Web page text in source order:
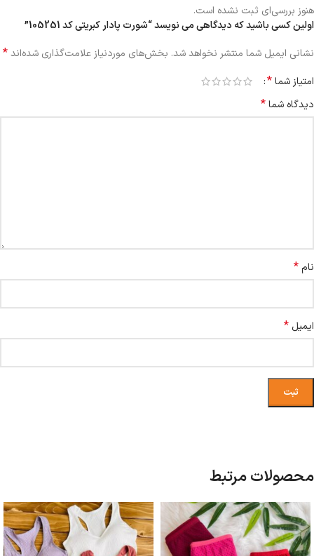
هنوز بررسی‌ای ثبت نشده است.
اولین کسی باشید که دیدگاهی می نویسد “شورت پادار کبریتی کد 105251”
نشانی ایمیل شما منتشر نخواهد شد. بخش‌های موردنیاز علامت‌گذاری شده‌اند*
امتیاز شما*
دیدگاه شما*
نام*
ایمیل *
محصولات مرتبط